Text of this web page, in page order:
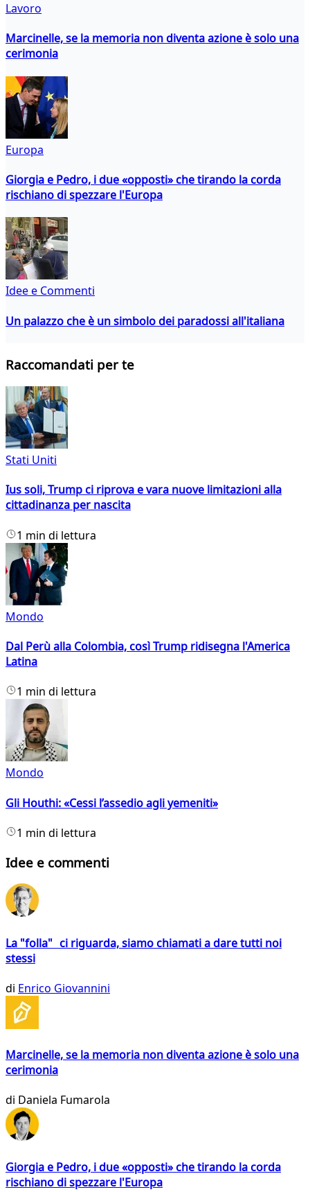
Lavoro
Marcinelle, se la memoria non diventa azione è solo una
cerimonia
Europa
Giorgia e Pedro, i due «opposti» che tirando la corda
rischiano di spezzare l'Europa
Idee e Commenti
Un palazzo che è un simbolo dei paradossi all'italiana
Raccomandati per te
Stati Uniti
Ius soli, Trump ci riprova e vara nuove limitazioni alla
cittadinanza per nascita
1 min di lettura
Mondo
Dal Perù alla Colombia, così Trump ridisegna l'America
Latina
1 min di lettura
Mondo
Gli Houthi: «Cessi l’assedio agli yemeniti»
1 min di lettura
Idee e commenti
La "folla" ci riguarda, siamo chiamati a dare tutti noi
stessi
di Enrico Giovannini
Marcinelle, se la memoria non diventa azione è solo una
cerimonia
di Daniela Fumarola
Giorgia e Pedro, i due «opposti» che tirando la corda
rischiano di spezzare l'Europa